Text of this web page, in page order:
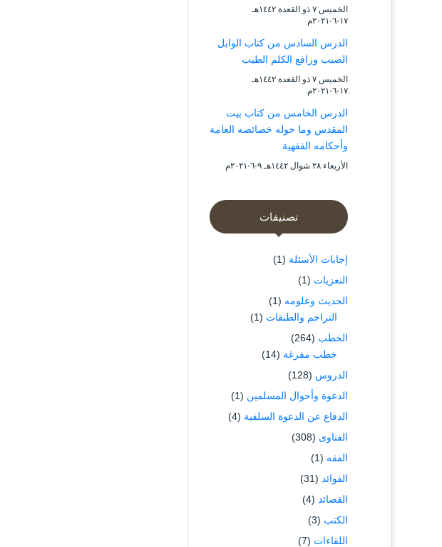
الخميس ۷ ذو القعدة ۱٤٤۲هـ
۱۷-٦-۲۰۲۱م
الدرس السادس من كتاب الوابل
الصيب ورافع الكلم الطيب
الخميس ۷ ذو القعدة ۱٤٤۲هـ
۱۷-٦-۲۰۲۱م
الدرس الخامس من كتاب بيت
المقدس وما حوله خصائصه العامة
وأحكامه الفقهية
الأربعاء ۲۸ شوال ۱٤٤۲هـ ۹-٦-۲۰۲۱م
تصنيفات
إجابات الأسئلة (1)
التعزيات (1)
الحديث وعلومه (1)
التراجم والطبقات (1)
الخطب (264)
خطب مفرغة (14)
الدروس (128)
الدعوة وأحوال المسلمين (1)
الدفاع عن الدعوة السلفية (4)
الفتاوى (308)
الفقه (1)
الفوائد (31)
القصائد (4)
الكتب (3)
اللقاءات (7)